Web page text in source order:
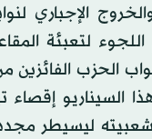
الإجباري
اللجوء لتعبئة
الحزب الفائزين
السيناريو إقصاء
ليسيطر